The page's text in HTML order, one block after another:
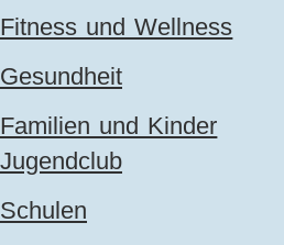
Fitness und Wellness
Gesundheit
Familien und Kinder
Jugendclub
Schulen